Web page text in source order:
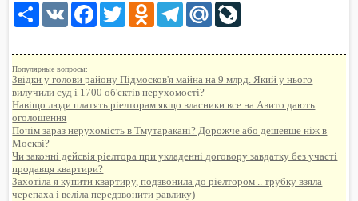
Share VK Facebook
TwitterOdnoklassniki
TelegramMail.Ru
Популярные вопросы:
Звідки у голови району Підмосков'я майна на 9 млрд. Який у нього
вилучили суд і 1700 об'єктів нерухомості?
Навіщо люди платять ріелторам якщо власники все на Авито дають
оголошення
Почім зараз нерухомість в Тмутаракані? Дорожче або дешевше ніж в
Москві?
Чи законні дейсвія ріелтора при укладенні договору завдатку без участі
продавця квартири?
Захотіла я купити квартиру, подзвонила до ріелтором .. трубку взяла
черепаха і веліла передзвонити равлику)